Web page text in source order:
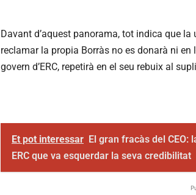
Davant d’aquest panorama, tot indica que
reclamar la propia Borràs no es donarà ni
govern d’ERC, repetirà en el seu rebuix al
Et pot interessar El gran fracàs del CEO:
ERC que va esquerdar la seva credibilitat